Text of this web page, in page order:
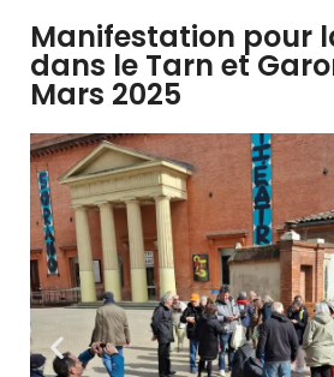
Manifestation pour
dans le Tarn et
Mars 2025